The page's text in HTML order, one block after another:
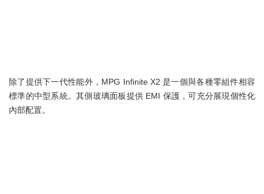
除了提供下一代性能外，MPG Infinite X2 是一個與各種零組件相容
標準的中型系統。其側玻璃面板提供 EMI 保護，可充分展現個性化
內部配置。